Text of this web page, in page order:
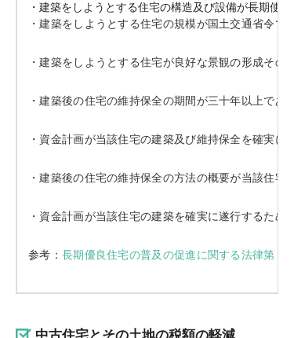
・建築をしようとする住宅の構造及び設備が長期使
・建築をしようとする住宅の規模が国土交通省令で
・建築をしようとする住宅が良好な景観の形成そ
・建築後の住宅の維持保全の期間が三十年以上であ
・資金計画が当該住宅の建築及び維持保全を確実
・建築後の住宅の維持保全の方法の概要が当該住
・資金計画が当該住宅の建築を確実に遂行するため
参考： 長期優良住宅の普及の促進に関する法律第６条